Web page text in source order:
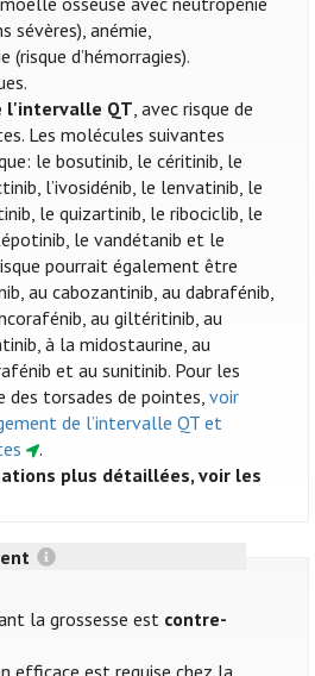
sévères), anémie,
d’hémorragies).
l'intervalle QT, avec risque de
Les molécules suivantes
le bosutinib, le céritinib, le
l’ivosidénib, le lenvatinib, le
le quizartinib, le ribociclib, le
le vandétanib et le
pourrait également être
au cabozantinib, au dabrafénib,
au giltéritinib, au
à la midostaurine, au
et au sunitinib. Pour les
des torsades de pointes,voir
de l’intervalle QT et
.
plus détaillées, voir les
la grossesse est contre-